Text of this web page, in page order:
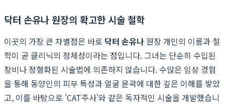
닥터 손유나 원장의 확고한 시술 철학
이곳의 가장 큰 차별점은 바로 닥터 손유나 원장 개인의 이름과 철
학이 곧 클리닉의 정체성이라는 점입니다. 그녀는 단순히 수입된
장비나 정형화된 시술법에 의존하지 않습니다. 수많은 임상 경험
을 통해 동양인의 피부 특성과 얼굴 윤곽에 대한 깊은 이해를 쌓았
고, 이를 바탕으로 'CAT주사'와 같은 독자적인 시술을 개발했습니